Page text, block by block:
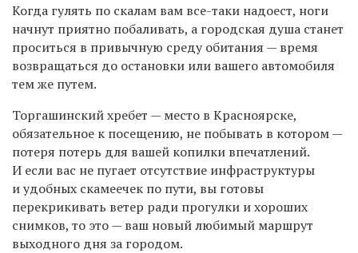
Когда гулять по скалам вам все-таки надоест, ноги
начнут приятно побаливать, а городская душа станет
проситься в привычную среду обитания — время
возвращаться до остановки или вашего автомобиля
тем же путем.
Торгашинский хребет — место в Красноярске,
обязательное к посещению, не побывать в котором —
потеря потерь для вашей копилки впечатлений.
И если вас не пугает отсутствие инфраструктуры
и удобных скамеечек по пути, вы готовы
перекрикивать ветер ради прогулки и хороших
снимков, то это — ваш новый любимый маршрут
выходного дня за городом.